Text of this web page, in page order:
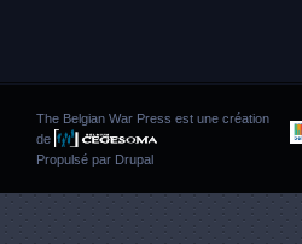
The Belgian War Press est une création
de
Propulsé par Drupal